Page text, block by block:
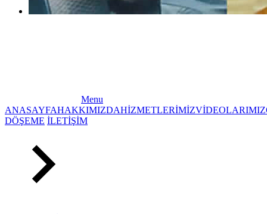
Menu
ANASAYFAHAKKIMIZDAHİZMETLERİMİZVİDEOLARIMIZ
DÖŞEME İLETİŞİM